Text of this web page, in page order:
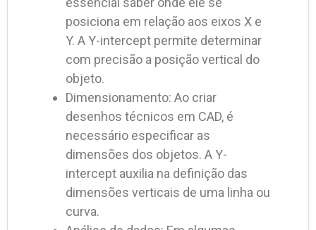
posiciona em relação aos eixos X e
Y. A Y-intercept permite determinar
com precisão a posição vertical do
objeto.
Dimensionamento: Ao criar
desenhos técnicos em CAD, é
necessário especificar as
dimensões dos objetos. A Y-
intercept auxilia na definição das
dimensões verticais de uma linha ou
curva.